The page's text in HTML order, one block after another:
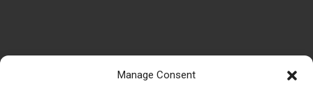
Manage Consent